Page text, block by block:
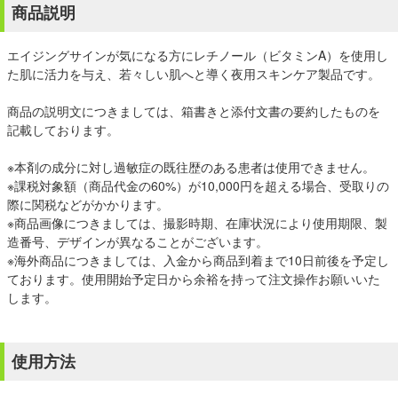
商品説明
エイジングサインが気になる方にレチノール（ビタミンA）を使用し
た肌に活力を与え、若々しい肌へと導く夜用スキンケア製品です。
商品の説明文につきましては、箱書きと添付文書の要約したものを
記載しております。
※本剤の成分に対し過敏症の既往歴のある患者は使用できません。
※課税対象額（商品代金の60%）が10,000円を超える場合、受取りの
際に関税などがかかります。
※商品画像につきましては、撮影時期、在庫状況により使用期限、製
造番号、デザインが異なることがございます。
※海外商品につきましては、入金から商品到着まで10日前後を予定し
ております。使用開始予定日から余裕を持って注文操作お願いいた
します。
使用方法